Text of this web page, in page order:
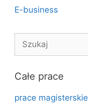
E-business
Szukaj
Całe prace
prace magisterskie